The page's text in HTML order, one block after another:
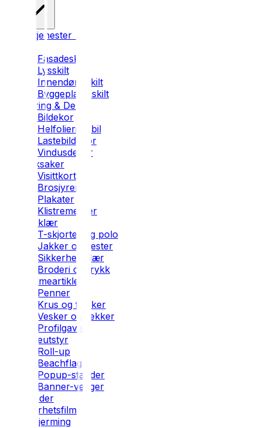
Alle tjenester →
Fasadeskilt
Lysskilt
Innendørs skilt
Byggeplass-skilt
Foliering & Dekor
Bildekor
Helfoliering bil
Lastebildekor
Vindusdekor
Trykksaker
Visittkort
Brosjyrer
Plakater
Klistremerker
Profilklær
T-skjorter og polo
Jakker og vester
Sikkerhetsklær
Broderi og trykk
Reklameartikler
Penner
Krus og flasker
Vesker og sekker
Profilgaver
Messeutstyr
Roll-up
Beachflag
Popup-stander
Banner-vegger
Nettsider
Sikkerhetsfilm
Solskjerming